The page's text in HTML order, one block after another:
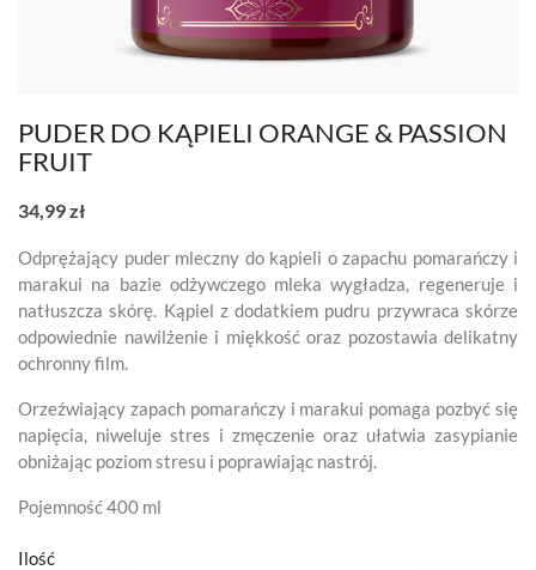
PUDER DO KĄPIELI ORANGE & PASSION
FRUIT
34,99 zł
Odprężający puder mleczny do kąpieli o zapachu pomarańczy i
marakui na bazie odżywczego mleka wygładza, regeneruje i
natłuszcza skórę. Kąpiel z dodatkiem pudru przywraca skórze
odpowiednie nawilżenie i miękkość oraz pozostawia delikatny
ochronny film.
Orzeźwiający zapach pomarańczy i marakui pomaga pozbyć się
napięcia, niweluje stres i zmęczenie oraz ułatwia zasypianie
obniżając poziom stresu i poprawiając nastrój.
Pojemność 400 ml
Ilość